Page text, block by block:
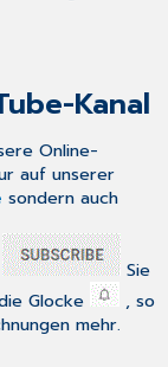
Kanal
Online-
auf unserer
sondern auch
Sie
Glocke
, so
mehr.